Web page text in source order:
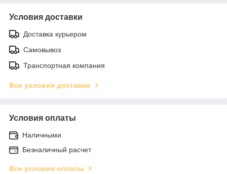
Условия доставки
Доставка курьером
Самовывоз
Транспортная компания
Все условия доставки
Условия оплаты
Наличными
Безналичный расчет
Все условия оплаты